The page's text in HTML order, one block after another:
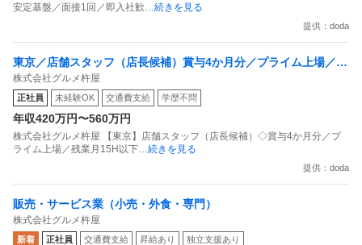
安定基盤／面接1回／即入社歓 …続きを見る
提供：doda
東京／店舗スタッフ（店長候補）賞与4か月分／プライム上場／残
業月15H以下／新店オープン多数
株式会社グルメ杵屋
正社員 未経験OK 交通費支給 学歴不問
年収420万円〜560万円
株式会社グルメ杵屋 【東京】店舗スタッフ（店長候補）◇賞与4か月分／プ
ライム上場／残業月15H以下 …続きを見る
提供：doda
販売・サービス業（小売・外食・専門）
株式会社グルメ杵屋
新着 正社員 交通費支給 昇給あり 独立支援あり